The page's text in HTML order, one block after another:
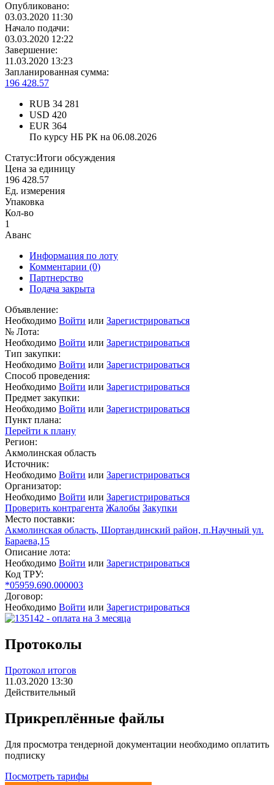
Опубликовано:
03.03.2020 11:30
Начало подачи:
03.03.2020 12:22
Завершение:
11.03.2020 13:23
Запланированная сумма:
196 428.57
RUB 34 281
USD 420
EUR 364
По курсу НБ РК на 06.08.2026
Статус:Итоги обсуждения
Цена за единицу
196 428.57
Ед. измерения
Упаковка
Кол-во
1
Аванс
Информация по лоту
Комментарии (0)
Партнерство
Подача закрыта
Объявление:
Необходимо Войти или Зарегистрироваться
№ Лота:
Необходимо Войти или Зарегистрироваться
Тип закупки:
Необходимо Войти или Зарегистрироваться
Способ проведения:
Необходимо Войти или Зарегистрироваться
Предмет закупки:
Необходимо Войти или Зарегистрироваться
Пункт плана:
Перейти к плану
Регион:
Акмолинская область
Источник:
Необходимо Войти или Зарегистрироваться
Организатор:
Необходимо Войти или Зарегистрироваться
Проверить контрагента Жалобы Закупки
Место поставки:
Акмолинская область, Шортандинский район, п.Hаучный ул.
Бараева,15
Описание лота:
Необходимо Войти или Зарегистрироваться
Код ТРУ:
*05959.690.000003
Договор:
Необходимо Войти или Зарегистрироваться
Протоколы
Протокол итогов
11.03.2020 13:30
Действительный
Прикреплённые файлы
Для просмотра тендерной документации необходимо оплатить
подписку
Посмотреть тарифы